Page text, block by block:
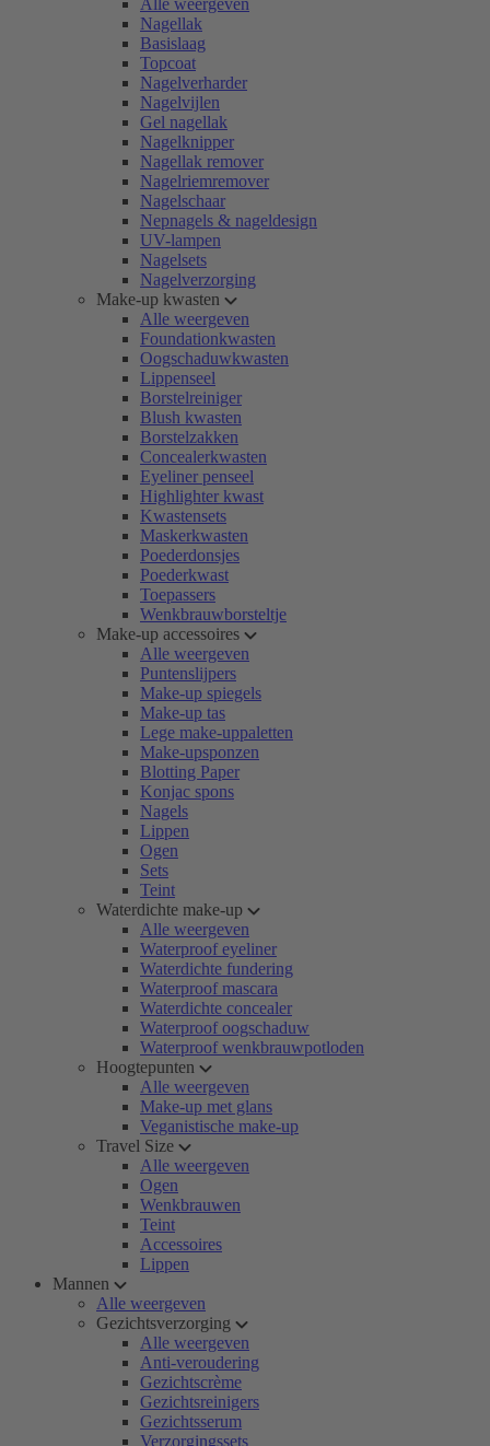
Alle weergeven
Nagellak
Basislaag
Topcoat
Nagelverharder
Nagelvijlen
Gel nagellak
Nagelknipper
Nagellak remover
Nagelriemremover
Nagelschaar
Nepnagels & nageldesign
UV-lampen
Nagelsets
Nagelverzorging
Make-up kwasten
Alle weergeven
Foundationkwasten
Oogschaduwkwasten
Lippenseel
Borstelreiniger
Blush kwasten
Borstelzakken
Concealerkwasten
Eyeliner penseel
Highlighter kwast
Kwastensets
Maskerkwasten
Poederdonsjes
Poederkwast
Toepassers
Wenkbrauwborsteltje
Make-up accessoires
Alle weergeven
Puntenslijpers
Make-up spiegels
Make-up tas
Lege make-uppaletten
Make-upsponzen
Blotting Paper
Konjac spons
Nagels
Lippen
Ogen
Sets
Teint
Waterdichte make-up
Alle weergeven
Waterproof eyeliner
Waterdichte fundering
Waterproof mascara
Waterdichte concealer
Waterproof oogschaduw
Waterproof wenkbrauwpotloden
Hoogtepunten
Alle weergeven
Make-up met glans
Veganistische make-up
Travel Size
Alle weergeven
Ogen
Wenkbrauwen
Teint
Accessoires
Lippen
Mannen
Alle weergeven
Gezichtsverzorging
Alle weergeven
Anti-veroudering
Gezichtscrème
Gezichtsreinigers
Gezichtsserum
Verzorgingssets